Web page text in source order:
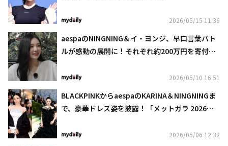
2026/05/15 11:36
aespaのNINGNING＆イ・ヨンジ、早口言葉バト
ルが感動の展開に！それぞれ約200万円を寄付
2026/05/10 16:51
BLACKPINKからaespaのKARINA＆NINGNINGま
で、豪華ドレス姿を披露！「メットガラ 2026」
2026/05/06 12:32